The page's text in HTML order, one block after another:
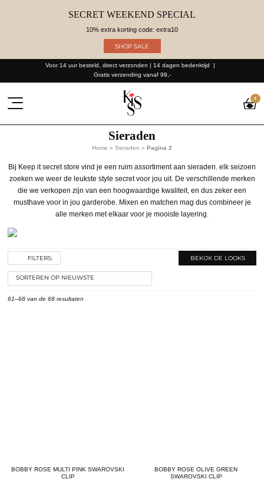
SECRET WEEKEND SPECIAL
10% extra korting code: extra10
SHOP SALE
Voor 14 uur besteld, direct verzonden | 14 dagen bedenktijd
Gratis verzending vanaf 99,-
4
Sieraden
Home » Sieraden » Pagina 2
Bij Keep it secret store vind je een ruim assortiment aan sieraden. elk seizoen
zoeken we weer de leukste style secret voor jou uit. De verschillende merken
die we verkopen zijn van een hoogwaardige kwaliteit, en dus zeker een
musthave voor in jou garderobe. Mixen en matchen mag dus combineer je
alle merken met elkaar voor je mooiste layering.
FILTERS: BEKIJK DE LOOKS
61–68 van de 68 resultaten
BOBBY ROSE MULTI PINK SWAROVSKI
CLIP
BOBBY ROSE OLIVE GREEN
SWAROVSKI CLIP